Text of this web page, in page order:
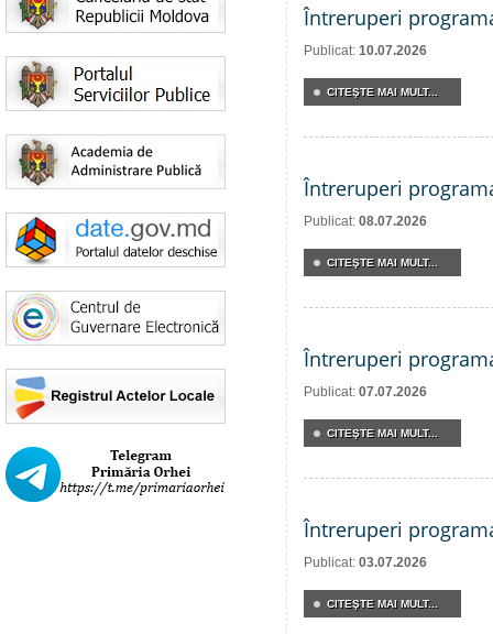
Întreruperi
Publicat: 10.07.2026
CITEŞTE MAI MULT...
Întreruperi
Publicat: 08.07.2026
CITEŞTE MAI MULT...
Întreruperi
Publicat: 07.07.2026
CITEŞTE MAI MULT...
Întreruperi
Publicat: 03.07.2026
CITEŞTE MAI MULT...